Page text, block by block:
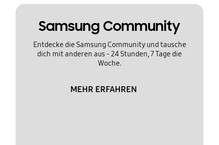
Samsung Community
Entdecke die Samsung Community und tausche
dich mit anderen aus - 24 Stunden, 7 Tage die
Woche.
MEHR ERFAHREN